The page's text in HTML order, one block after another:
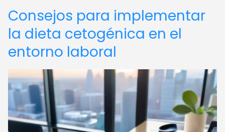
Consejos para implementar
la dieta cetogénica en el
entorno laboral